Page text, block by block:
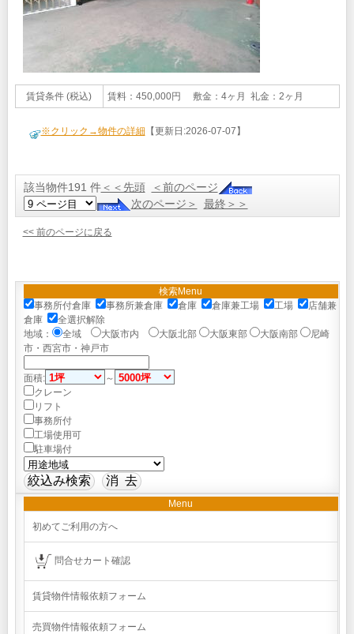
賃貸条件 (税込) 賃料：450,000円 敷金：4ヶ月 礼金：2ヶ月
※クリック→物件の詳細 【更新日:2026-07-07】
該当物件191 件＜＜先頭
＜前のページ
次のページ＞
最終＞＞
<< 前のページに戻る
検索Menu
事務所付倉庫
事務所兼倉庫 倉庫 倉庫兼工場 工場
店舗兼
倉庫
全選択解除
地域：
全域 大阪市内 大阪北部 大阪東部 大阪南部
尼崎
市・西宮市・神戸市
面積:
～
クレーン
リフト
事務所付
工場使用可
駐車場付
Menu
初めてご利用の方へ
問合せカート確認
賃貸物件情報依頼フォーム
売買物件情報依頼フォーム